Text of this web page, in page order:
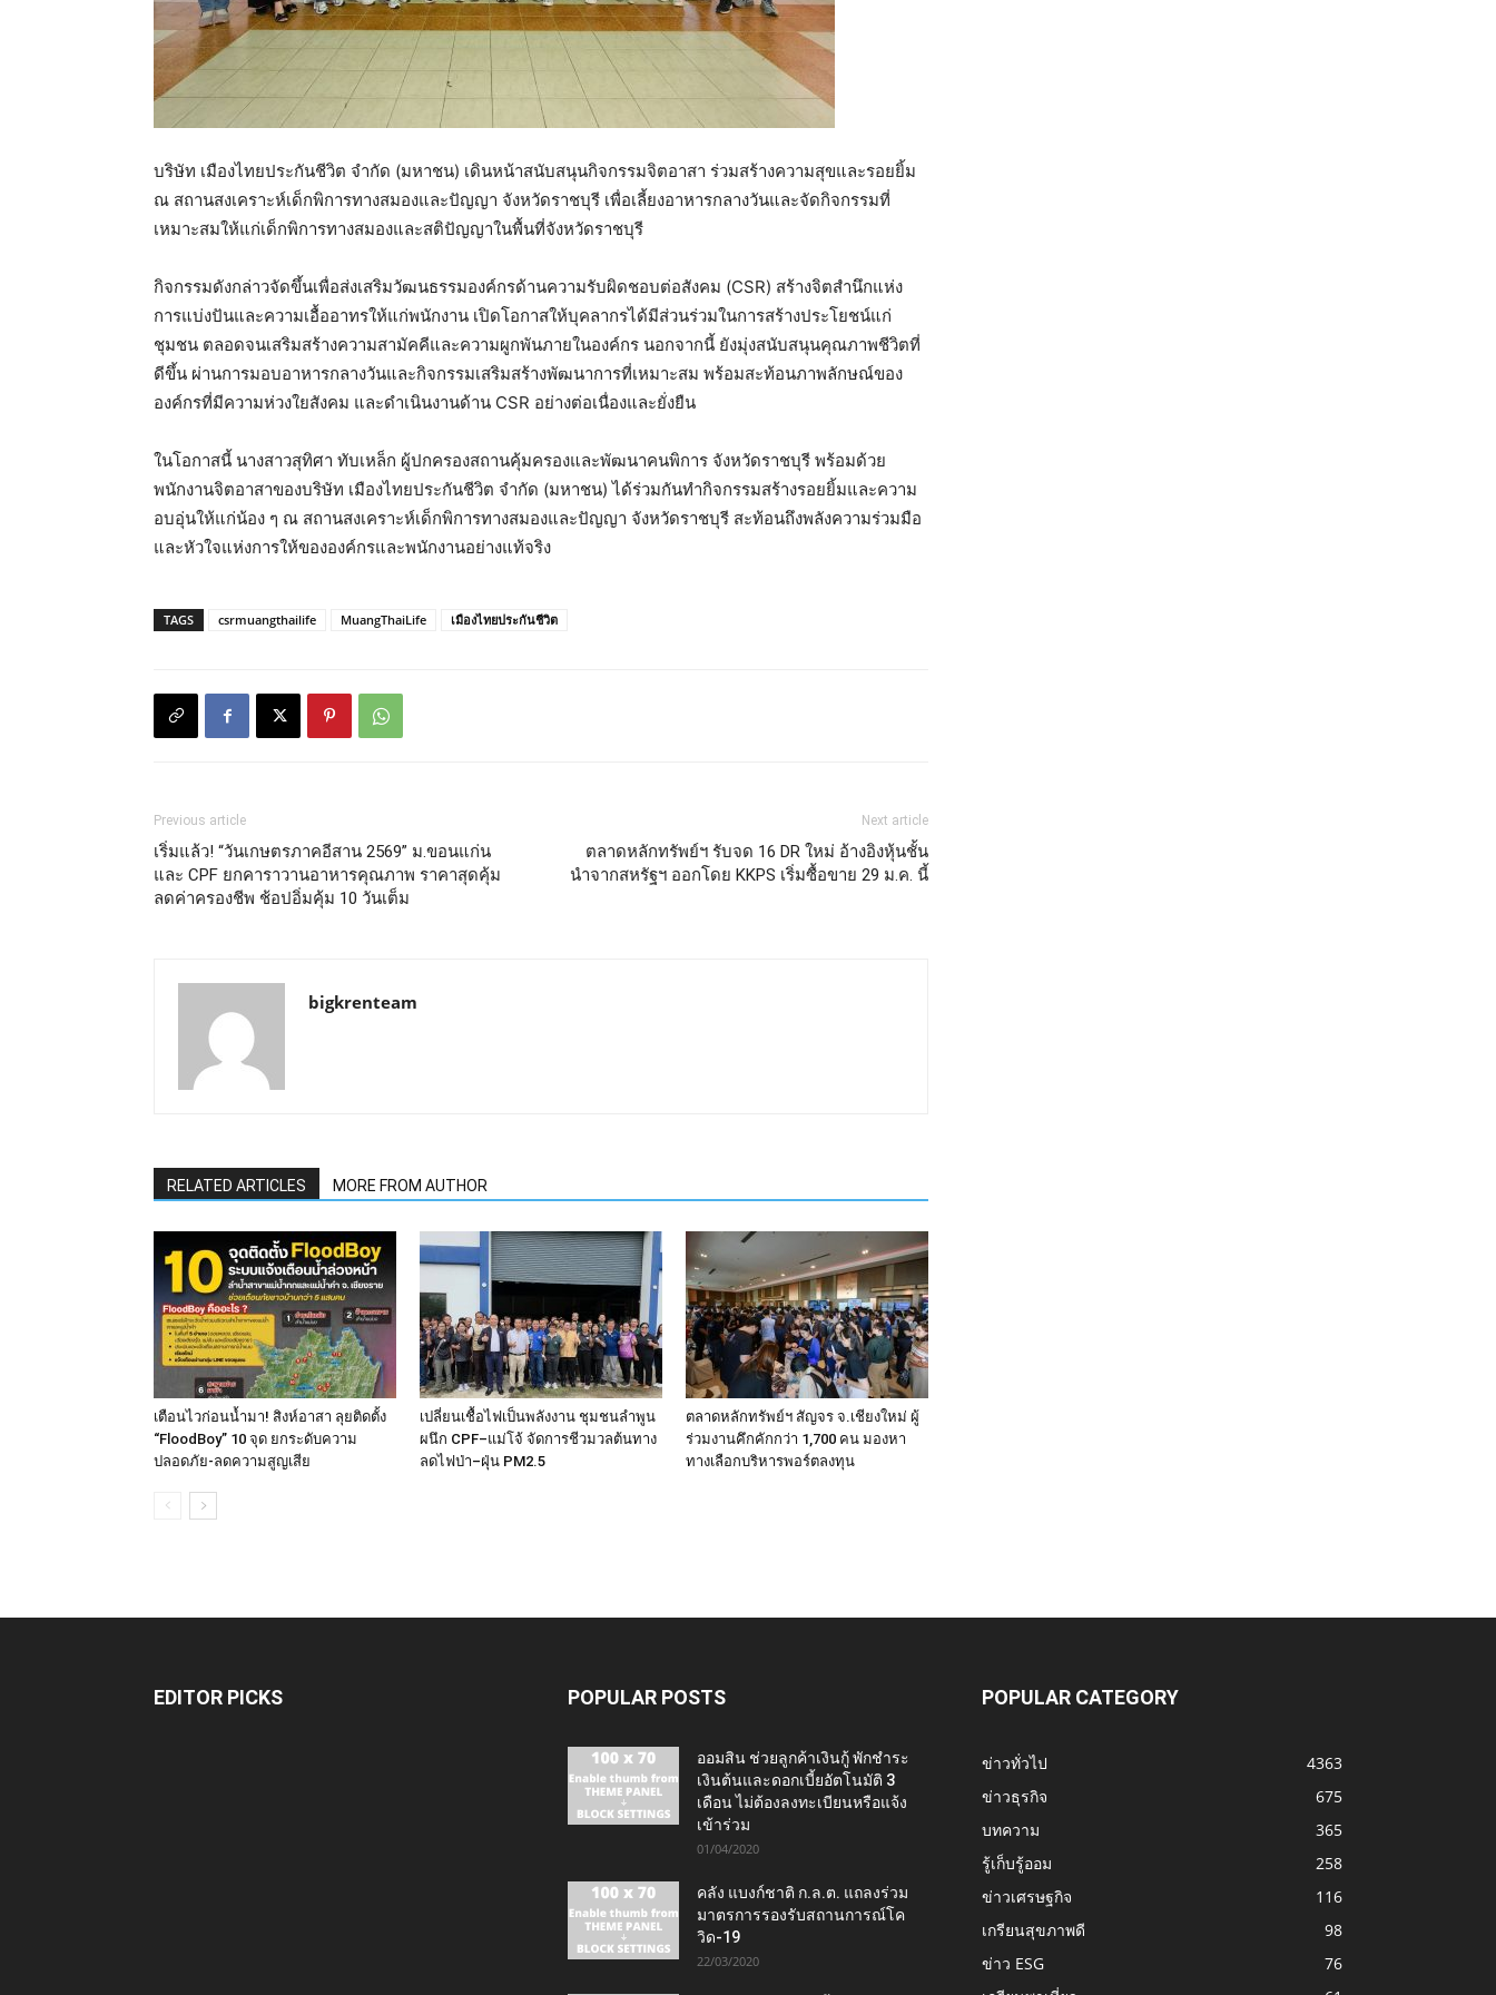
บริษัท เมืองไทยประกันชีวิต จำกัด (มหาชน) เดินหน้าสนับสนุนกิจกรรมจิตอาสา ร่วมสร้างความสุขและรอยยิ้ม
ณ สถานสงเคราะห์เด็กพิการทางสมองและปัญญา จังหวัดราชบุรี เพื่อเลี้ยงอาหารกลางวันและจัดกิจกรรมที่
เหมาะสมให้แก่เด็กพิการทางสมองและสติปัญญาในพื้นที่จังหวัดราชบุรี
กิจกรรมดังกล่าวจัดขึ้นเพื่อส่งเสริมวัฒนธรรมองค์กรด้านความรับผิดชอบต่อสังคม (CSR) สร้างจิตสำนึกแห่ง
การแบ่งปันและความเอื้ออาทรให้แก่พนักงาน เปิดโอกาสให้บุคลากรได้มีส่วนร่วมในการสร้างประโยชน์แก่
ชุมชน ตลอดจนเสริมสร้างความสามัคคีและความผูกพันภายในองค์กร นอกจากนี้ ยังมุ่งสนับสนุนคุณภาพชีวิตที่
ดีขึ้น ผ่านการมอบอาหารกลางวันและกิจกรรมเสริมสร้างพัฒนาการที่เหมาะสม พร้อมสะท้อนภาพลักษณ์ของ
องค์กรที่มีความห่วงใยสังคม และดำเนินงานด้าน CSR อย่างต่อเนื่องและยั่งยืน
ในโอกาสนี้ นางสาวสุทิศา ทับเหล็ก ผู้ปกครองสถานคุ้มครองและพัฒนาคนพิการ จังหวัดราชบุรี พร้อมด้วย
พนักงานจิตอาสาของบริษัท เมืองไทยประกันชีวิต จำกัด (มหาชน) ได้ร่วมกันทำกิจกรรมสร้างรอยยิ้มและความ
อบอุ่นให้แก่น้อง ๆ ณ สถานสงเคราะห์เด็กพิการทางสมองและปัญญา จังหวัดราชบุรี สะท้อนถึงพลังความร่วมมือ
และหัวใจแห่งการให้ขององค์กรและพนักงานอย่างแท้จริง
TAGS csrmuangthailife MuangThaiLife เมืองไทยประกันชีวิต
Previous article
เริ่มแล้ว! “วันเกษตรภาคอีสาน 2569” ม.ขอนแก่น
และ CPF ยกคาราวานอาหารคุณภาพ ราคาสุดคุ้ม
ลดค่าครองชีพ ช้อปอิ่มคุ้ม 10 วันเต็ม
Next article
ตลาดหลักทรัพย์ฯ รับจด 16 DR ใหม่ อ้างอิงหุ้นชั้น
นำจากสหรัฐฯ ออกโดย KKPS เริ่มซื้อขาย 29 ม.ค. นี้
bigkrenteam
RELATED ARTICLES MORE FROM AUTHOR
เตือนไวก่อนน้ำมา! สิงห์อาสา ลุยติดตั้ง
“FloodBoy” 10 จุด ยกระดับความ
ปลอดภัย-ลดความสูญเสีย
เปลี่ยนเชื้อไฟเป็นพลังงาน ชุมชนลำพูน
ผนึก CPF–แม่โจ้ จัดการชีวมวลต้นทาง
ลดไฟป่า–ฝุ่น PM2.5
ตลาดหลักทรัพย์ฯ สัญจร จ.เชียงใหม่ ผู้
ร่วมงานคึกคักกว่า 1,700 คน มองหา
ทางเลือกบริหารพอร์ตลงทุน
EDITOR PICKS POPULAR POSTS
ออมสิน ช่วยลูกค้าเงินกู้ พักชำระ
เงินต้นและดอกเบี้ยอัตโนมัติ 3
เดือน ไม่ต้องลงทะเบียนหรือแจ้ง
เข้าร่วม
01/04/2020
คลัง แบงก์ชาติ ก.ล.ต. แถลงร่วม
มาตรการรองรับสถานการณ์โค
วิด-19
22/03/2020
POPULAR CATEGORY
ข่าวทั่วไป
4363
ข่าวธุรกิจ
675
บทความ
365
รู้เก็บรู้ออม
258
ข่าวเศรษฐกิจ
116
เกรียนสุขภาพดี
98
ข่าว ESG
76